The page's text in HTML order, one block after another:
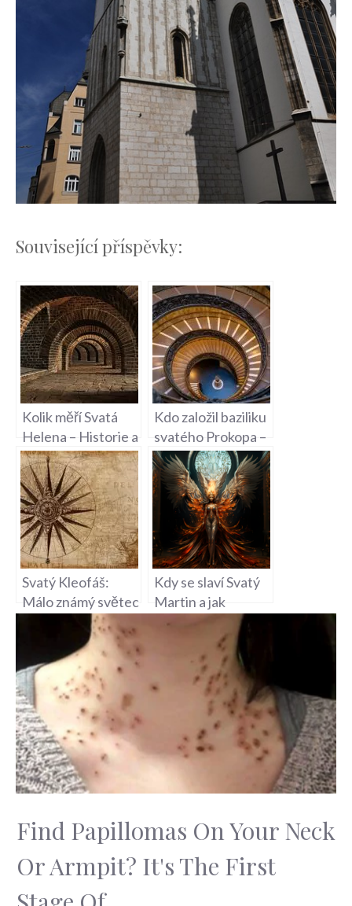
Související příspěvky:
Kolik měří Svatá
Helena – Historie a
Geografie
Kdo založil baziliku
svatého Prokopa –
Historie Kostela v
Břevnově
Svatý Kleofáš:
Málo známý světec
a jeho historie
Kdy se slaví Svatý
Martin a jak
připravit tradiční
Find Papillomas On Your Neck
Or Armpit? It's The First